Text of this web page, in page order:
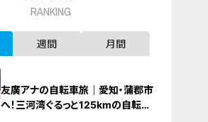
RANKING
週間 月間
友廣アナの自転車旅｜愛知・蒲郡市
へ！三河湾ぐるっと125kmの自転車